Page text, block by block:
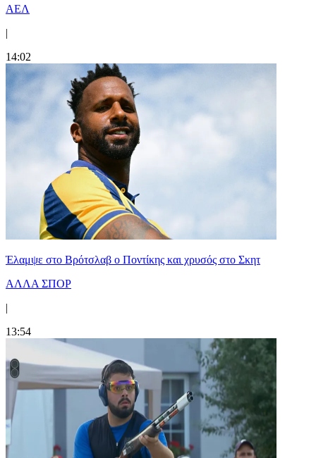
ΑΕΛ
|
14:02
Έλαμψε στο Βρότσλαβ ο Ποντίκης και χρυσός στο Σκητ
ΑΛΛΑ ΣΠΟΡ
|
13:54